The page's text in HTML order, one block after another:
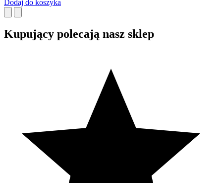
Dodaj do koszyka
Kupujący polecają nasz sklep